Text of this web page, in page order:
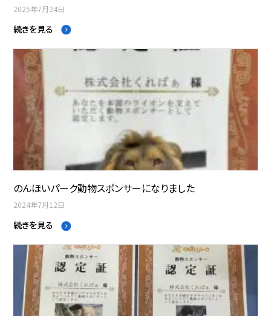
2025年7月24日
続きを見る
のんほいパーク動物スポンサーになりました
2024年7月12日
続きを見る